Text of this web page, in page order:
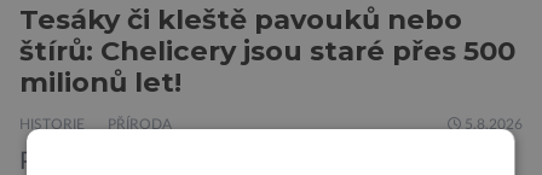
Tesáky či kleště pavouků nebo
štírů: Chelicery jsou staré přes 500
milionů let!
HISTORIE PŘÍRODA 5.8.2026
Prostředí pod mořskou hladinou tehdy doslova